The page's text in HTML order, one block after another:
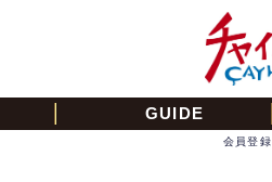
GUIDE
会員登録